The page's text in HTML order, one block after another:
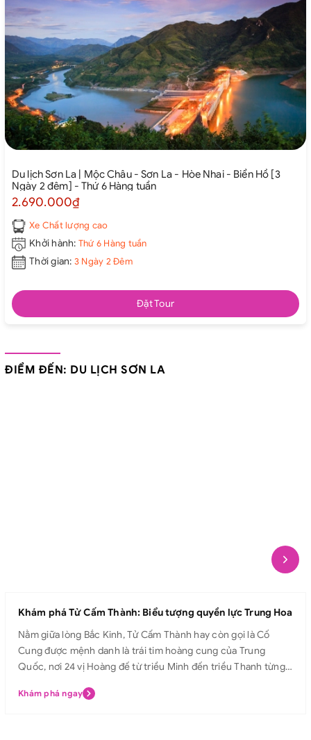
Du lịch Sơn La | Mộc Châu - Sơn La - Hòe Nhai - Biển Hồ [3
Ngày 2 đêm] - Thứ 6 Hàng tuần
2.690.000₫
Xe Chất lượng cao
Khởi hành: Thứ 6 Hàng tuần
Thời gian: 3 Ngày 2 Đêm
Đặt Tour
ĐIỂM ĐẾN: DU LỊCH SƠN LA
Khám phá Tử Cấm Thành: Biểu tượng quyền lực Trung Hoa
Nằm giữa lòng Bắc Kinh, Tử Cấm Thành hay còn gọi là Cố
Cung được mệnh danh là trái tim hoàng cung của Trung
Quốc, nơi 24 vị Hoàng đế từ triều Minh đến triều Thanh từng
rỡ và các điện cung tráng lệ, Tử Cấm Thành không chỉ là biểu
Khám phá ngay